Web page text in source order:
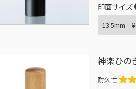
印面サイズ
神楽ひの
耐久性